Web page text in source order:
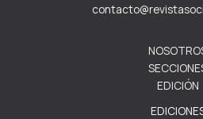
EDICIÓN